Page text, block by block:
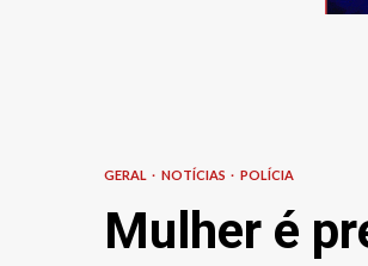
GERAL NOTÍCIAS POLÍCIA
Mulher é